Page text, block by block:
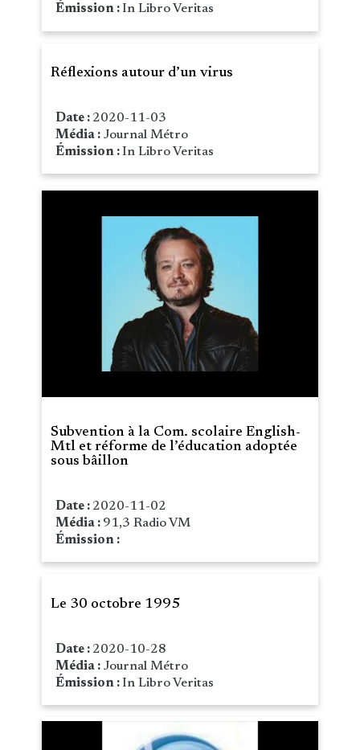
Émission :In Libro Veritas
Réflexions autour d’un virus
Date : 2020-11-03
Média : Journal Métro
Émission :In Libro Veritas
Subvention à la Com. scolaire English-
Mtl et réforme de l’éducation adoptée
sous bâillon
Date : 2020-11-02
Média : 91,3 Radio VM
Émission :
Le 30 octobre 1995
Date : 2020-10-28
Média : Journal Métro
Émission :In Libro Veritas